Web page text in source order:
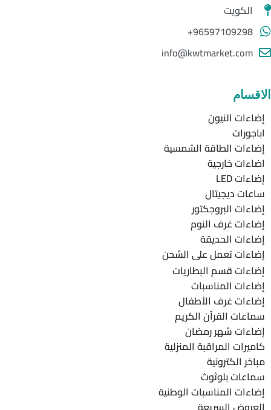
الكويت
96597109298+
info@kwtmarket.com
الاقسام
إضاءات النيون
اباجورات
إضاءات الطاقة الشمسية
اضاءات خارجية
إضاءات LED
ساعات ديجيتال
إضاءات البروجكتور
إضاءات غرف النوم
إضاءات الحديقة
إضاءات تعمل على الشحن
إضاءات قسم البطاريات
إضاءات المناسبات
إضاءات غرف الأطفال
سماعات القرآن الكريم
إضاءات شهر رمضان
كاميرات المراقبة المنزلية
مباخر الكترونية
سماعات بلوثوث
إضاءات المناسبات الوطنية